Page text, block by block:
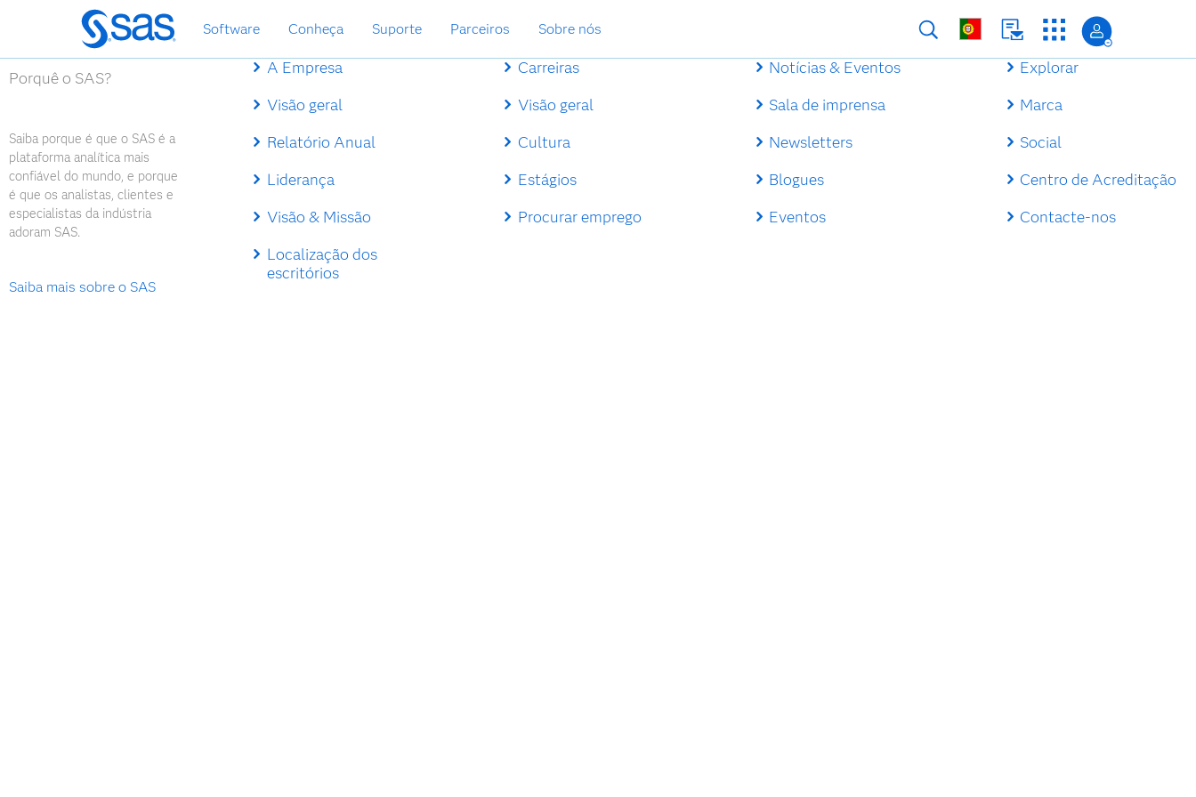
Saltar
para
conteúdo
Software Conheça Suporte Parceiros Sobre nós
Porquê o SAS?
Saiba porque é que o SAS é a
plataforma analítica mais
confiável do mundo, e porque
é que os analistas, clientes e
especialistas da indústria
adoram SAS.
Saiba mais sobre o SAS
A Empresa
Visão geral
Relatório Anual
Liderança
Visão & Missão
Localização dos
escritórios
Carreiras
Visão geral
Cultura
Estágios
Procurar emprego
Notícias & Eventos
Sala de imprensa
Newsletters
Blogues
Eventos
Explorar
Marca
Social
Centro de Acreditação
Contacte-nos